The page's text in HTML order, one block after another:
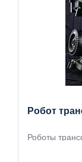
Робот
Роботы